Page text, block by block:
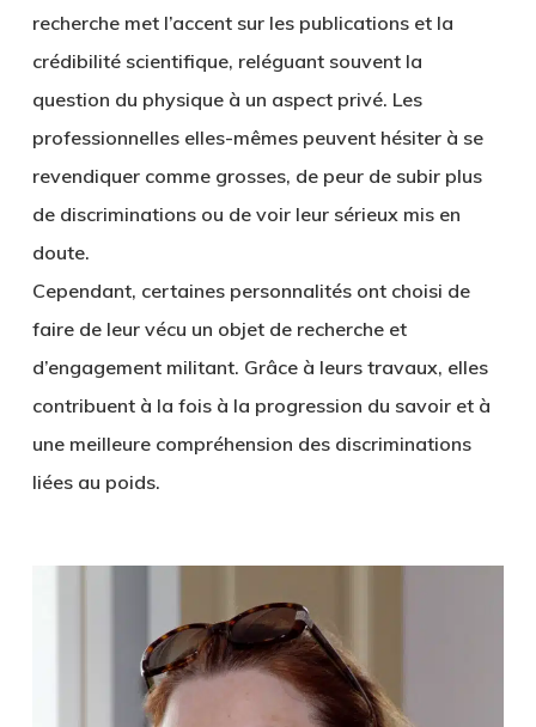
recherche met l’accent sur les publications et la
crédibilité scientifique, reléguant souvent la
question du physique à un aspect privé. Les
professionnelles elles-mêmes peuvent hésiter à se
revendiquer comme grosses, de peur de subir plus
de discriminations ou de voir leur sérieux mis en
doute.
Cependant, certaines personnalités ont choisi de
faire de leur vécu un objet de recherche et
d’engagement militant. Grâce à leurs travaux, elles
contribuent à la fois à la progression du savoir et à
une meilleure compréhension des discriminations
liées au poids.